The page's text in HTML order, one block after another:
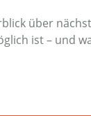
über
ist – und